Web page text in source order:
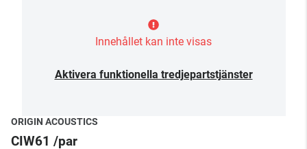
Innehållet kan inte visas
Aktivera funktionella tredjepartstjänster
ORIGIN ACOUSTICS
CIW61 /par